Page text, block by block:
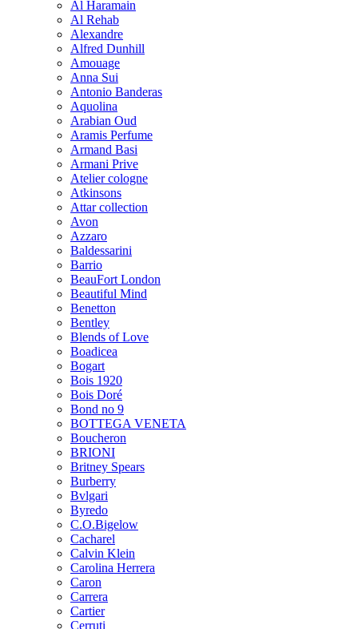
Al Haramain
Al Rehab
Alexandre
Alfred Dunhill
Amouage
Anna Sui
Antonio Banderas
Aquolina
Arabian Oud
Aramis Perfume
Armand Basi
Armani Prive
Atelier cologne
Atkinsons
Attar collection
Avon
Azzaro
Baldessarini
Barrio
BeauFort London
Beautiful Mind
Benetton
Bentley
Blends of Love
Boadicea
Bogart
Bois 1920
Bois Doré
Bond no 9
BOTTEGA VENETA
Boucheron
BRIONI
Britney Spears
Burberry
Bvlgari
Byredo
C.O.Bigelow
Cacharel
Calvin Klein
Carolina Herrera
Caron
Carrera
Cartier
Cerruti